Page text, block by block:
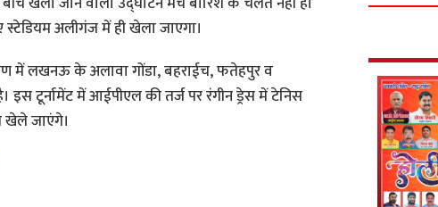
अलीगंज में ही खेला जाएगा।
में लखनऊ के अलावा गोंडा, बहराईच, फतेहपुर व
इस टूर्नामेंट में आईपीएल की तर्ज पर रंगीन ड्रेस में टेनिस
खेले जाएंगे।